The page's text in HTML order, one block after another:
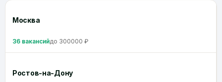
Москва
36 вакансийдо 300000 ₽
Ростов-на-Дону